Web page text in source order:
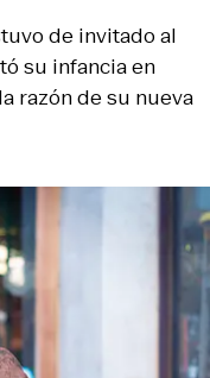
de invitado al
su infancia en
razón de su nueva